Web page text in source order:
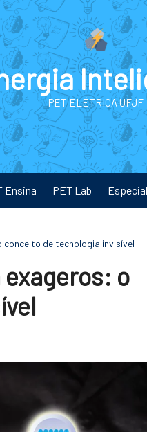
PET ELÉTRICA UFJF
Ensina PET Lab
de tecnologia invisível
o